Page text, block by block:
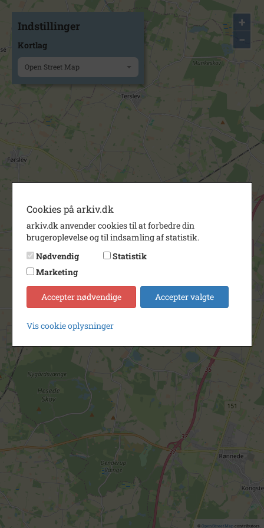
+
−
© OpenStreetMapcontributors.
Indstillinger
Kortlag
Open Street Map
Cookies på arkiv.dk
arkiv.dk anvender cookies til at forbedre din
brugeroplevelse og til indsamling af statistik.
Nødvendig
Statistik
Marketing
Accepter nødvendige Accepter valgte
Vis cookie oplysninger